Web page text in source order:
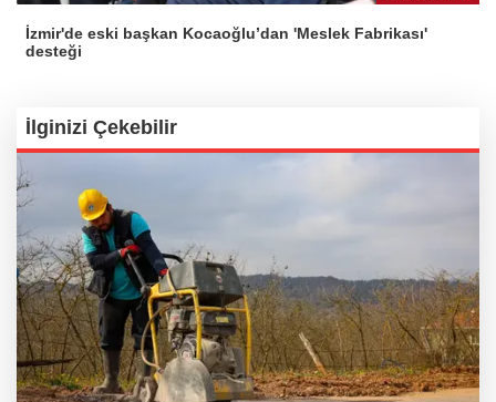
İzmir'de eski başkan Kocaoğlu’dan 'Meslek Fabrikası'
desteği
İlginizi Çekebilir